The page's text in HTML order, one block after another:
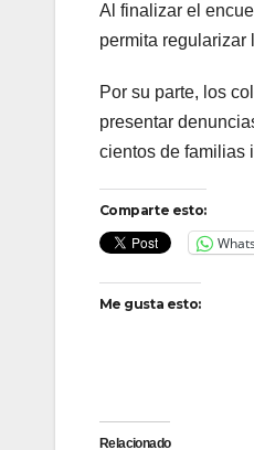
Al finalizar el
permita regularizar
Por su parte, los
presentar
cientos de familias
Comparte esto:
Me gusta esto:
Relacionado